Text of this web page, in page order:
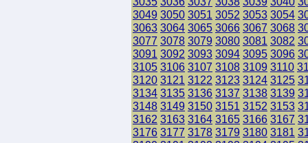
3049 3050 3051 3052 3053 3054
3063 3064 3065 3066 3067 3068
3077 3078 3079 3080 3081 3082
3091 3092 3093 3094 3095 3096
3105 3106 3107 3108 3109 3110
3120 3121 3122 3123 3124 3125
3134 3135 3136 3137 3138 3139
3148 3149 3150 3151 3152 3153
3162 3163 3164 3165 3166 3167
3176 3177 3178 3179 3180 3181